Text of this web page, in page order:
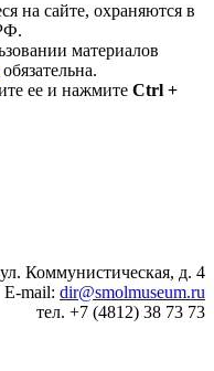
на сайте, охраняются в
материалов
обязательна.
ее и нажмите Ctrl +
Коммунистическая, д. 4
E-mail: dir@smolmuseum.ru
тел. +7 (4812) 38 73 73